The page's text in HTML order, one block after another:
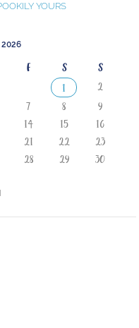
YOURS
2026
F S
S
1
2
7 8
9
14 15
16
21 22
23
28 29
30